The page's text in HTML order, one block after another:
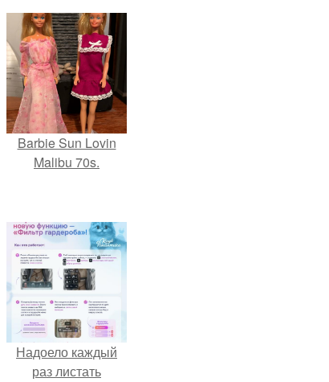
Barbie Sun Lovin
Malibu 70s.
Надоело каждый
раз листать